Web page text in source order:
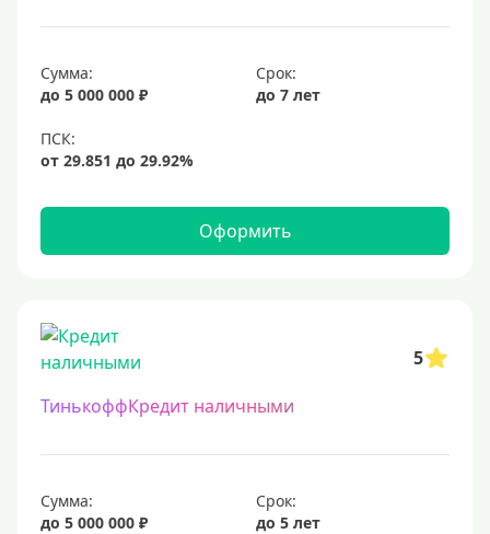
Сумма:
до 5 000 000 ₽
Срок:
до 7 лет
Оформить
5
ТинькоффКредит наличными
Сумма:
до 5 000 000 ₽
Срок:
до 5 лет